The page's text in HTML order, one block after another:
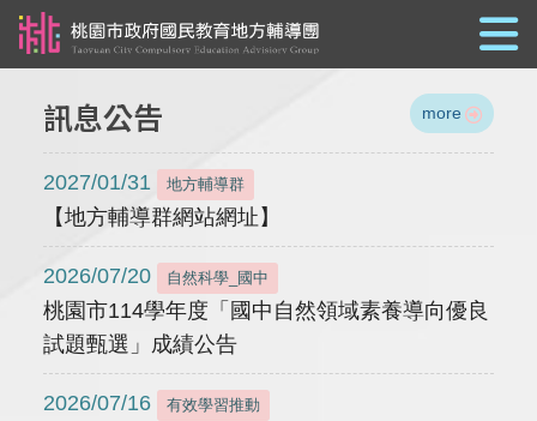
訊息公告 more
2027/01/31 地方輔導群
【地方輔導群網站網址】
2026/07/20 自然科學_國中
桃園市114學年度「國中自然領域素養導向優良
試題甄選」成績公告
2026/07/16 有效學習推動